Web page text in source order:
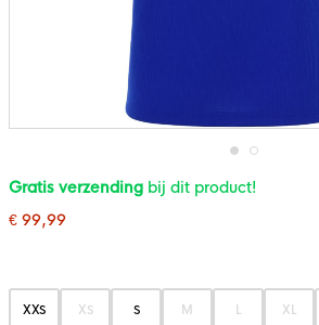
Ga
naar
begin
gallerij
Gratis verzending bij dit product!
€ 99,99
XXS XS S M L XL